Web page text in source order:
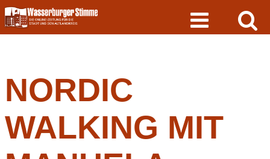
Skip
to
content
NORDIC
WALKING MIT